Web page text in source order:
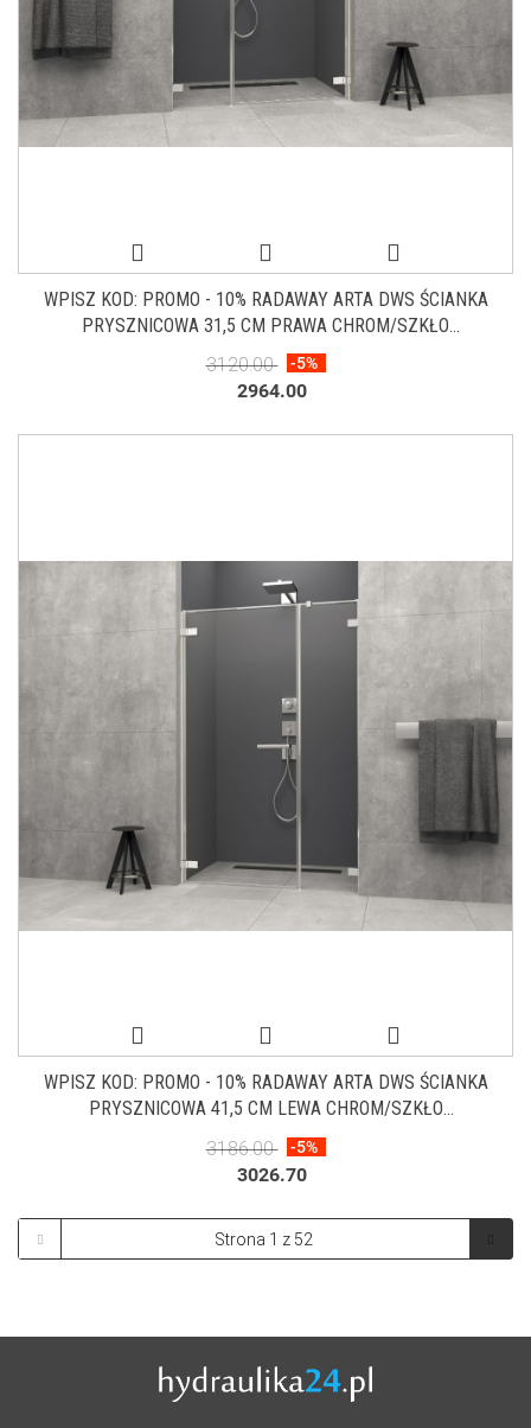
WPISZ KOD: PROMO - 10% RADAWAY ARTA DWS ŚCIANKA
PRYSZNICOWA 31,5 CM PRAWA CHROM/SZKŁO
PRZEZROCZYSTE 386091-03-01R
3120.00 -5%
2964.00
WPISZ KOD: PROMO - 10% RADAWAY ARTA DWS ŚCIANKA
PRYSZNICOWA 41,5 CM LEWA CHROM/SZKŁO
PRZEZROCZYSTE 386092-03-01L
3186.00 -5%
3026.70